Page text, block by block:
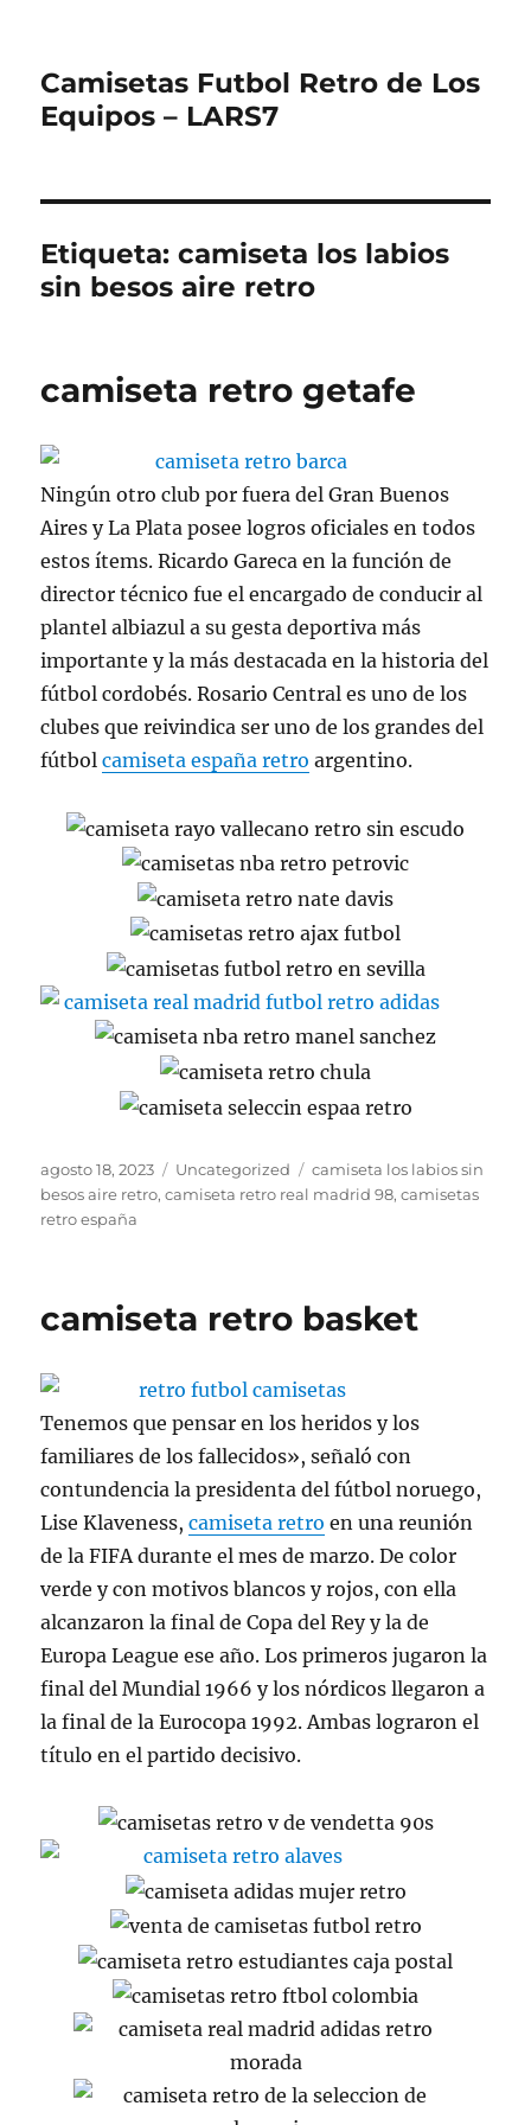
Camisetas Futbol Retro de Los
Equipos – LARS7
Etiqueta:camiseta los labios
sin besos aire retro
camiseta retro getafe
Ningún otro club por fuera del Gran Buenos
Aires y La Plata posee logros oficiales en todos
estos ítems. Ricardo Gareca en la función de
director técnico fue el encargado de conducir al
plantel albiazul a su gesta deportiva más
importante y la más destacada en la historia del
fútbol cordobés. Rosario Central es uno de los
clubes que reivindica ser uno de los grandes del
fútbolcamiseta españa retro argentino.
Publicado
el
agosto 18, 2023 Categorías
Uncategorized Etiquetas
camiseta los labios sin
besos aire retro,camiseta retro real madrid 98,camisetas
retro españa
camiseta retro basket
Tenemos que pensar en los heridos y los
familiares de los fallecidos», señaló con
contundencia la presidenta del fútbol noruego,
Lise Klaveness,camiseta retro en una reunión
de la FIFA durante el mes de marzo. De color
verde y con motivos blancos y rojos, con ella
alcanzaron la final de Copa del Rey y la de
Europa League ese año. Los primeros jugaron la
final del Mundial 1966 y los nórdicos llegaron a
la final de la Eurocopa 1992. Ambas lograron el
título en el partido decisivo.